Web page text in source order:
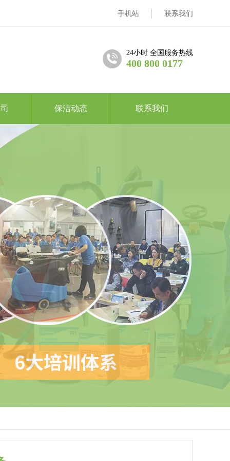
手机站 联系我们
24小时 全国服务热线
400 800 0177
保洁动态 联系我们